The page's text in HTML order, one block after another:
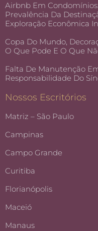
Airbnb Em
Prevalência Da
Exploração Econômica
Copa Do Mundo,
O Que Pode E O Que
Falta De Manutenção
Responsabilidade Do
Nossos Escritórios
Matriz – São Paulo
Campinas
Campo Grande
Curitiba
Florianópolis
Maceió
Manaus